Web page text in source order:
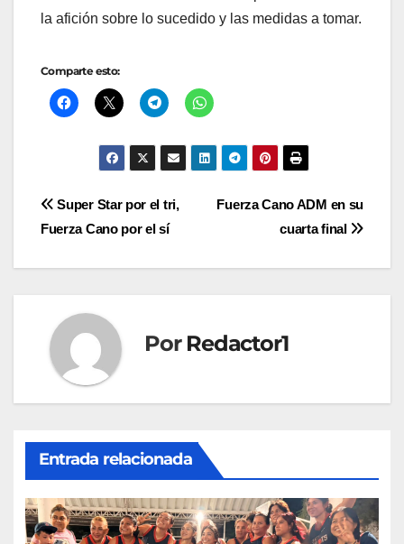
la afición sobre lo sucedido y las medidas a tomar.
Comparte esto:
Navegación
Fuerza Cano ADM en su
cuarta final
Super Star por el tri,
Fuerza Cano por el sí
Por Redactor1
Entrada relacionada